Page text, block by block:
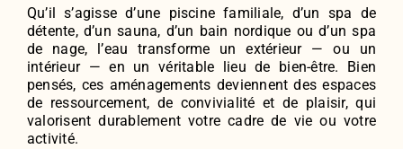
Qu’il s’agisse d’une piscine familiale, d’un spa de
détente, d’un sauna, d’un bain nordique ou d’un spa
de nage, l’eau transforme un extérieur — ou un
intérieur — en un véritable lieu de bien-être. Bien
pensés, ces aménagements deviennent des espaces
de ressourcement, de convivialité et de plaisir, qui
valorisent durablement votre cadre de vie ou votre
activité.